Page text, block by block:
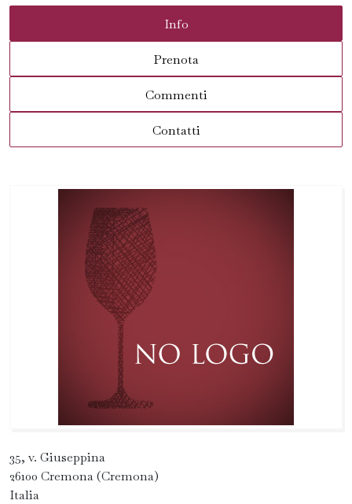
Info
Prenota
Commenti
Contatti
35, v. Giuseppina
26100 Cremona (Cremona)
Italia